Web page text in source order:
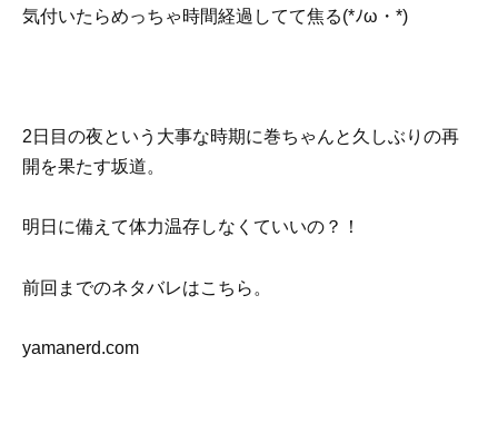
気付いたらめっちゃ時間経過してて焦る(*ﾉω・*)
2日目の夜という大事な時期に巻ちゃんと久しぶりの再
開を果たす坂道。
明日に備えて体力温存しなくていいの？！
前回までのネタバレはこちら。
yamanerd.com